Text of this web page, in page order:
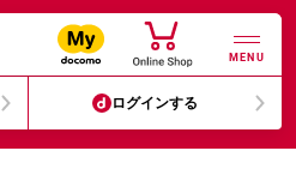
MENU
ログインする